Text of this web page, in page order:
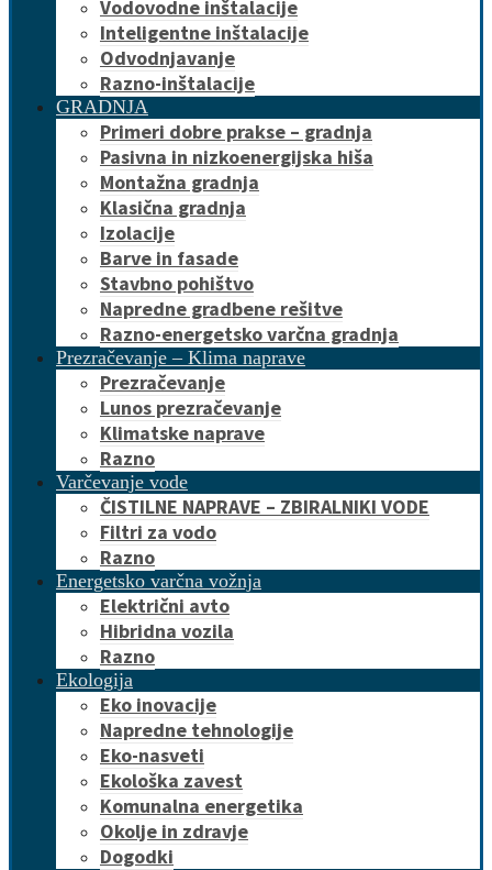
Vodovodne inštalacije
Inteligentne inštalacije
Odvodnjavanje
Razno-inštalacije
GRADNJA
Primeri dobre prakse – gradnja
Pasivna in nizkoenergijska hiša
Montažna gradnja
Klasična gradnja
Izolacije
Barve in fasade
Stavbno pohištvo
Napredne gradbene rešitve
Razno-energetsko varčna gradnja
Prezračevanje – Klima naprave
Prezračevanje
Lunos prezračevanje
Klimatske naprave
Razno
Varčevanje vode
ČISTILNE NAPRAVE – ZBIRALNIKI VODE
Filtri za vodo
Razno
Energetsko varčna vožnja
Električni avto
Hibridna vozila
Razno
Ekologija
Eko inovacije
Napredne tehnologije
Eko-nasveti
Ekološka zavest
Komunalna energetika
Okolje in zdravje
Dogodki